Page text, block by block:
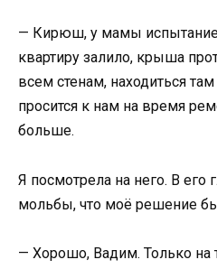
— Кирюш, у мамы
квартиру залило, крыша
всем стенам, находиться
просится к нам на время
больше.
Я посмотрела на него. В его
мольбы, что моё решение
— Хорошо, Вадим. Только на